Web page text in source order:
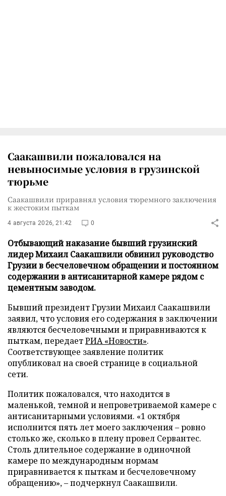
Саакашвили пожаловался на
невыносимые условия в грузинской
тюрьме
Саакашвили приравнял условия тюремного заключения
к жестоким пыткам
4 августа 2026, 21:42 0
Отбывающий наказание бывший грузинский
лидер Михаил Саакашвили обвинил руководство
Грузии в бесчеловечном обращении и постоянном
содержании в антисанитарной камере рядом с
цементным заводом.
Бывший президент Грузии Михаил Саакашвили
заявил, что условия его содержания в заключении
являются бесчеловечными и приравниваются к
пыткам, передаетРИА «Новости».
Соответствующее заявление политик
опубликовал на своей странице в социальной
сети.
Политик пожаловался, что находится в
маленькой, темной и непроветриваемой камере с
антисанитарными условиями. «1 октября
исполнится пять лет моего заключения – ровно
столько же, сколько в плену провел Сервантес.
Столь длительное содержание в одиночной
камере по международным нормам
приравнивается к пыткам и бесчеловечному
обращению», – подчеркнул Саакашвили.